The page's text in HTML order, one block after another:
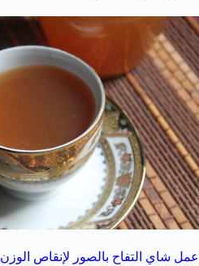
عمل شاي التفاح بالصور لإنقاص الوزن